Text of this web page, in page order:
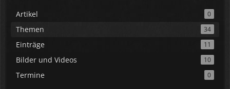
Artikel 0
Themen 34
Einträge 11
Bilder und Videos 10
Termine 0